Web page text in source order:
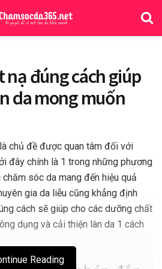
nạ đúng cách giúp
da mong muốn
chủ đề được quan tâm đối với
đây chính là 1 trong những phương
sóc da mang đến hiệu quả
gia da liễu cũng khẳng định
cách sẽ giúp cho các dưỡng chất
dụng và cải thiện làn da 1 cách
Reading